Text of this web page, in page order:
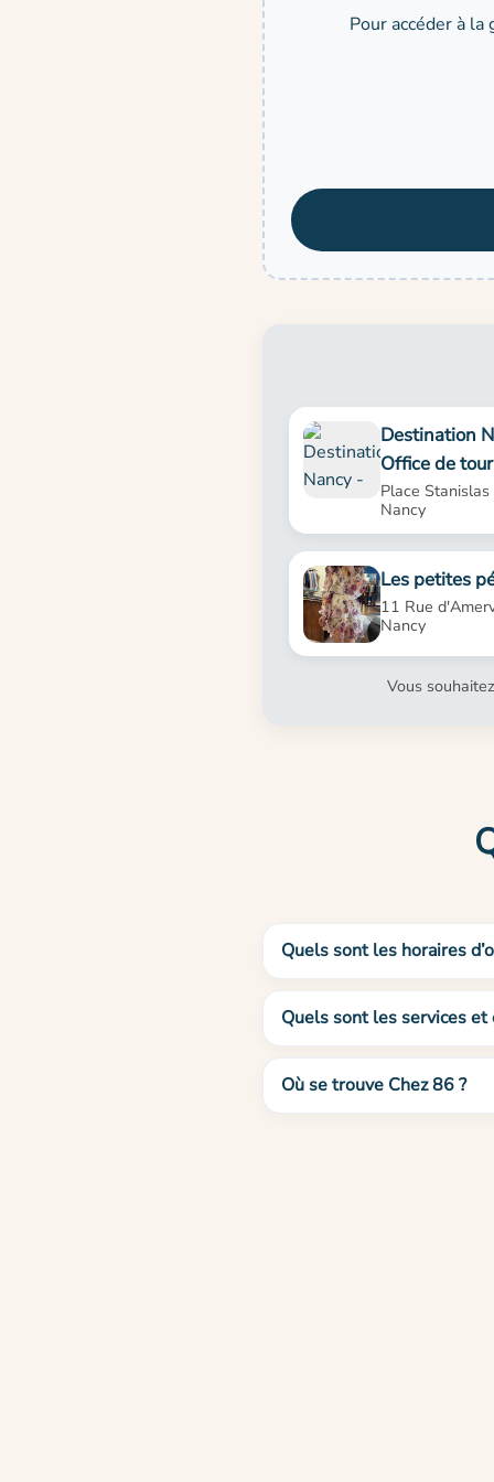
Pour accéder à
Destination
Office de
Place
Nancy
Les petites
11 Rue
Nancy
Vous
Quels sont les horaires
Quels sont les services et
Où se trouve Chez 86 ?